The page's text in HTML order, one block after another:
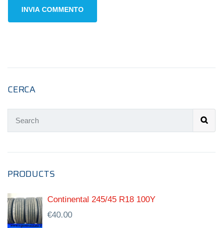
CERCA
PRODUCTS
Continental 245/45 R18 100Y
€40.00